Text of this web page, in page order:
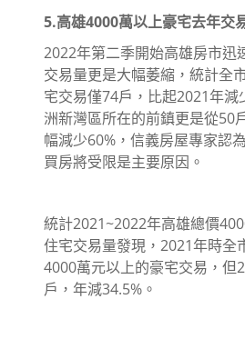
5.高雄4000萬以上豪宅去年交
2022年第二季開始高雄房市迅
交易量更是大幅萎縮，統計全
宅交易僅74戶，比起2021年減
洲新灣區所在的前鎮更是從50
幅減少60%，信義房屋專家認
買房將受限是主要原因。
統計2021~2022年高雄總價
住宅交易量發現，2021年時全
4000萬元以上的豪宅交易，但
戶，年減34.5%。